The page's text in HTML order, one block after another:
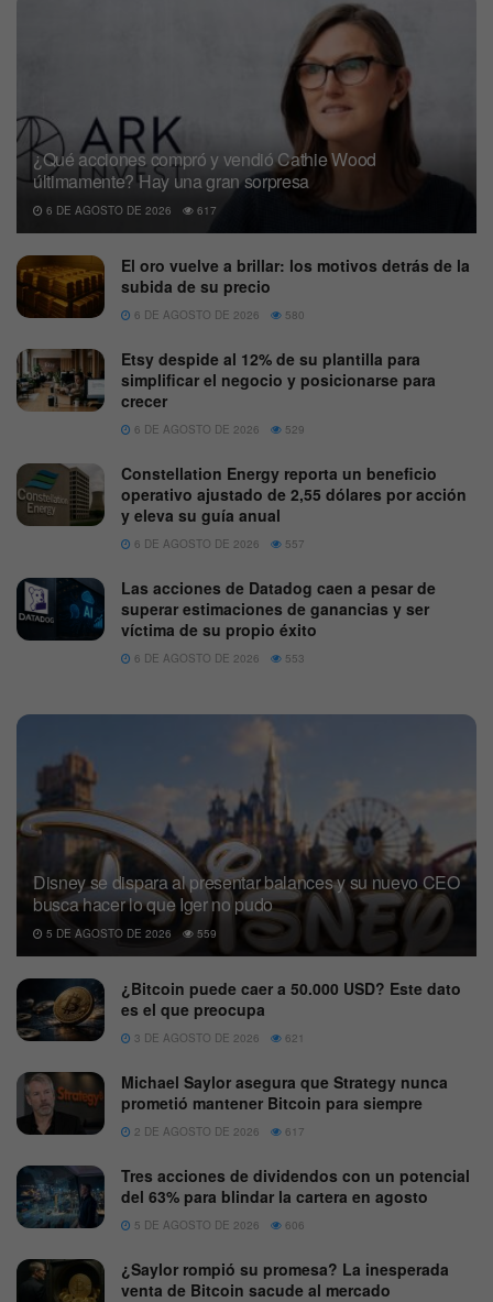
¿Qué acciones compró y vendió Cathie Wood
últimamente? Hay una gran sorpresa
6 DE AGOSTO DE 2026 617
El oro vuelve a brillar: los motivos detrás de la
subida de su precio
6 DE AGOSTO DE 2026 580
Etsy despide al 12% de su plantilla para
simplificar el negocio y posicionarse para
crecer
6 DE AGOSTO DE 2026 529
Constellation Energy reporta un beneficio
operativo ajustado de 2,55 dólares por acción
y eleva su guía anual
6 DE AGOSTO DE 2026 557
Las acciones de Datadog caen a pesar de
superar estimaciones de ganancias y ser
víctima de su propio éxito
6 DE AGOSTO DE 2026 553
Disney se dispara al presentar balances y su nuevo CEO
busca hacer lo que Iger no pudo
5 DE AGOSTO DE 2026 559
¿Bitcoin puede caer a 50.000 USD? Este dato
es el que preocupa
3 DE AGOSTO DE 2026 621
Michael Saylor asegura que Strategy nunca
prometió mantener Bitcoin para siempre
2 DE AGOSTO DE 2026 617
Tres acciones de dividendos con un potencial
del 63% para blindar la cartera en agosto
5 DE AGOSTO DE 2026 606
¿Saylor rompió su promesa? La inesperada
venta de Bitcoin sacude al mercado